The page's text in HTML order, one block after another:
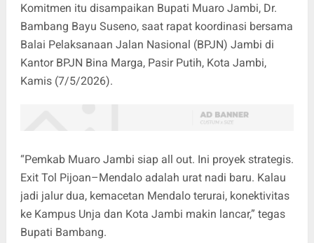
Komitmen itu disampaikan Bupati Muaro Jambi, Dr.
Bambang Bayu Suseno, saat rapat koordinasi bersama
Balai Pelaksanaan Jalan Nasional (BPJN) Jambi di
Kantor BPJN Bina Marga, Pasir Putih, Kota Jambi,
Kamis (7/5/2026).
“Pemkab Muaro Jambi siap all out. Ini proyek strategis.
Exit Tol Pijoan–Mendalo adalah urat nadi baru. Kalau
jadi jalur dua, kemacetan Mendalo terurai, konektivitas
ke Kampus Unja dan Kota Jambi makin lancar,” tegas
Bupati Bambang.